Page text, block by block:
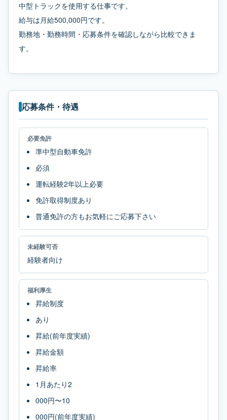
中型トラックを使用する仕事です。
給与は月給500,000円です。
勤務地・勤務時間・応募条件を確認しながら比較できま
す。
応募条件・待遇
必要免許
準中型自動車免許
必須
運転経験2年以上必要
免許取得制度あり
普通免許の方もお気軽にご応募下さい
未経験可否
経験者向け
福利厚生
昇給制度
あり
昇給(前年度実績)
昇給金額
昇給率
1月あたり2
000円〜10
000円(前年度実績)